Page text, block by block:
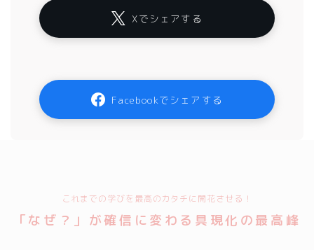
Xでシェアする
Facebookでシェアする
これまでの学びを最高のカタチに開花させる！
「なぜ？」が確信に変わる具現化の最高峰